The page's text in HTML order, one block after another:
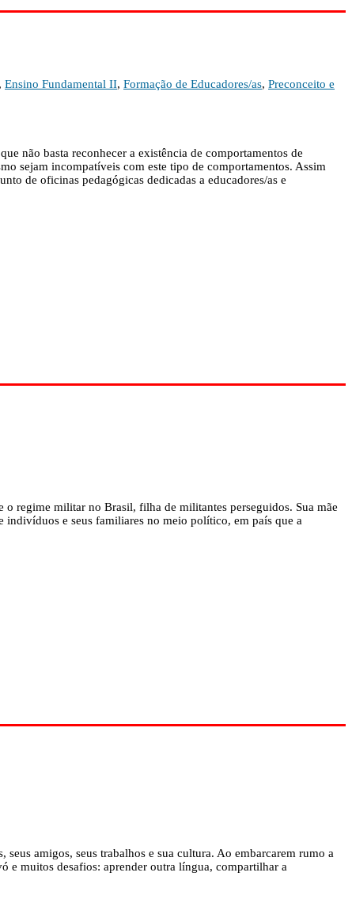
, Ensino Fundamental II, Formação de Educadores/as, Preconceito e
não basta reconhecer a existência de comportamentos de
sejam incompatíveis com este tipo de comportamentos. Assim
de oficinas pedagógicas dedicadas a educadores/as e
regime militar no Brasil, filha de militantes perseguidos. Sua mãe
indivíduos e seus familiares no meio político, em país que a
seus amigos, seus trabalhos e sua cultura. Ao embarcarem rumo a
e muitos desafios: aprender outra língua, compartilhar a